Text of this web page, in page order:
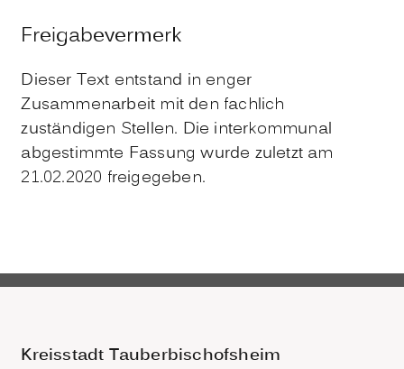
Freigabevermerk
Dieser Text entstand in enger
Zusammenarbeit mit den fachlich
zuständigen Stellen. Die interkommunal
abgestimmte Fassung wurde zuletzt am
21.02.2020 freigegeben.
Kreisstadt Tauberbischofsheim